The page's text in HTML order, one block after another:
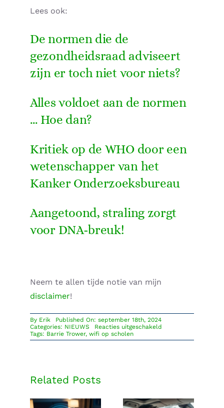
Lees ook:
De normen die de
gezondheidsraad adviseert
zijn er toch niet voor niets?
Alles voldoet aan de normen
… Hoe dan?
Kritiek op de WHO door een
wetenschapper van het
Kanker Onderzoeksbureau
Aangetoond, straling zorgt
voor DNA-breuk!
Neem te allen tijde notie van mijn
disclaimer!
By Erik
Published On: september 18th, 2024
Categories: NIEUWS Reacties uitgeschakeld
opgesloten
Tags: Barrie Trower, wifi op scholen
Related Posts